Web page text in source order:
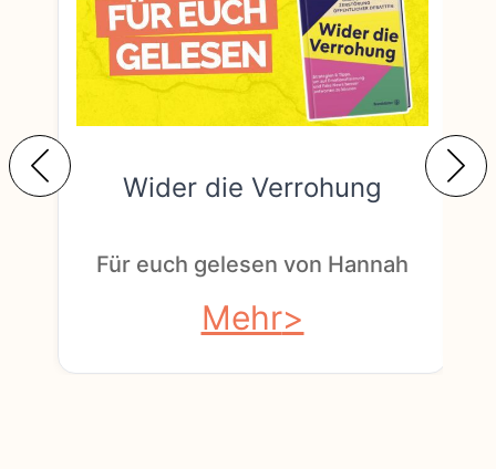
Wider die Verrohung
Für euch gelesen von Hannah
Mehr